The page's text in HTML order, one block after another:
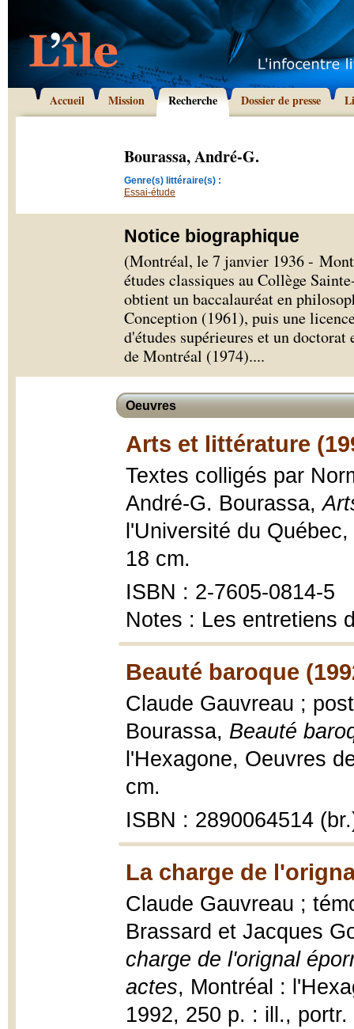
Accueil Mission Recherche Dossier de presse
Bourassa, André-G.
Genre(s) littéraire(s) :
Essai-étude
Notice biographique
(Montréal, le 7 janvier 1936 -
études classiques au Collège
obtient un baccalauréat en
Conception (1961), puis une
d'études supérieures et un
de Montréal (1974)....
Oeuvres
Arts et littérature
Textes colligés par
André-G. Bourassa,
l'Université du
18 cm.
ISBN : 2-7605-0814-5
Notes : Les entretiens
Beauté baroque
Claude Gauvreau ;
Bourassa, Beauté
l'Hexagone, Oeuvres
cm.
ISBN : 2890064514
La charge de
Claude Gauvreau ;
Brassard et Jacques
charge de l'orignal
actes, Montréal :
1992, 250 p. : ill.,